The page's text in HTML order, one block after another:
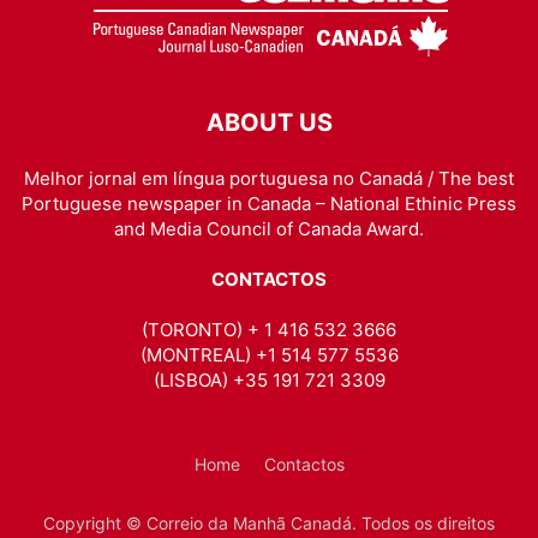
ABOUT US
Melhor jornal em língua portuguesa no Canadá / The best
Portuguese newspaper in Canada – National Ethinic Press
and Media Council of Canada Award.
CONTACTOS
(TORONTO) + 1 416 532 3666
(MONTREAL) +1 514 577 5536
(LISBOA) +35 191 721 3309
Home Contactos
Copyright © Correio da Manhã Canadá. Todos os direitos